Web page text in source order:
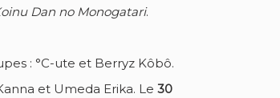
Dan no Monogatari.
: °C-ute et Berryz Kôbô.
et Umeda Erika. Le 30